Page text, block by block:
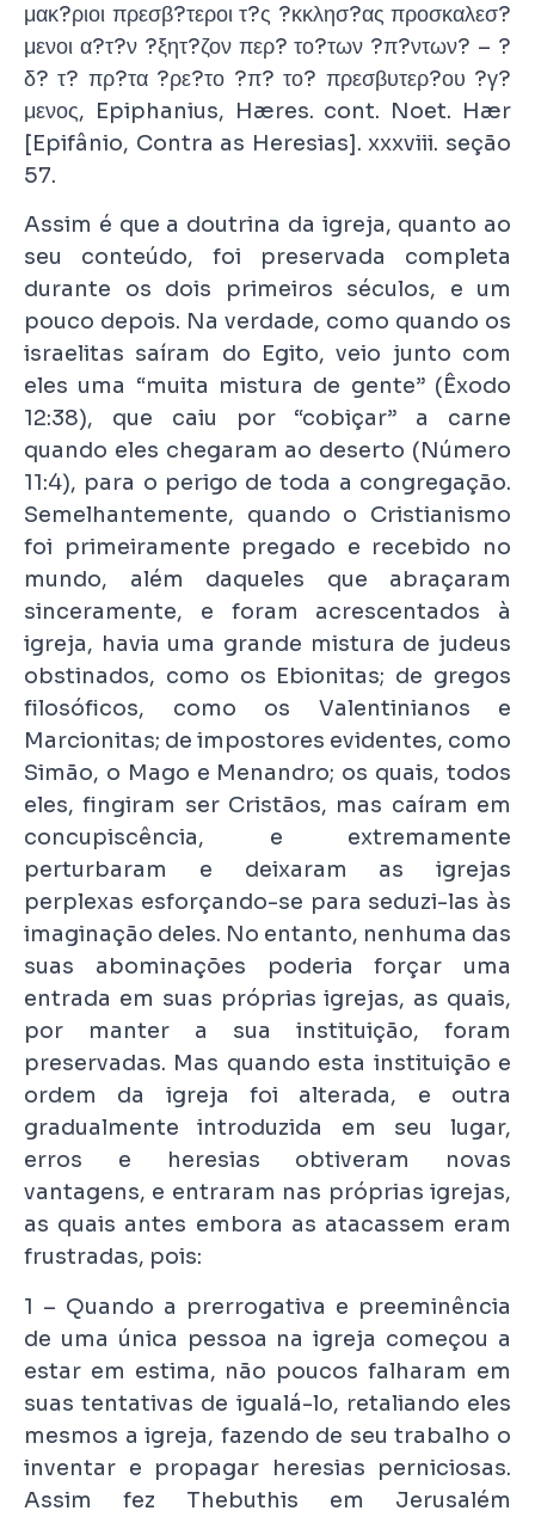
μακ?ριοι πρεσβ?τεροι τ?ς ?κκλησ?ας προσκαλεσ?
μενοι α?τ?ν ?ξητ?ζον περ? το?των ?π?ντων? – ?
δ? τ? πρ?τα ?ρε?το ?π? το? πρεσβυτερ?ου ?γ?
μενος, Epiphanius, Hæres. cont. Noet. Hær
[Epifânio, Contra as Heresias]. xxxviii. seção
57.
Assim é que a doutrina da igreja, quanto ao
seu conteúdo, foi preservada completa
durante os dois primeiros séculos, e um
pouco depois. Na verdade, como quando os
israelitas saíram do Egito, veio junto com
eles uma “muita mistura de gente” (Êxodo
12:38), que caiu por “cobiçar” a carne
quando eles chegaram ao deserto (Número
11:4), para o perigo de toda a congregação.
Semelhantemente, quando o Cristianismo
foi primeiramente pregado e recebido no
mundo, além daqueles que abraçaram
sinceramente, e foram acrescentados à
igreja, havia uma grande mistura de judeus
obstinados, como os Ebionitas; de gregos
filosóficos, como os Valentinianos e
Marcionitas; de impostores evidentes, como
Simão, o Mago e Menandro; os quais, todos
eles, fingiram ser Cristãos, mas caíram em
concupiscência, e extremamente
perturbaram e deixaram as igrejas
perplexas esforçando-se para seduzi-las às
imaginação deles. No entanto, nenhuma das
suas abominações poderia forçar uma
entrada em suas próprias igrejas, as quais,
por manter a sua instituição, foram
preservadas. Mas quando esta instituição e
ordem da igreja foi alterada, e outra
gradualmente introduzida em seu lugar,
erros e heresias obtiveram novas
vantagens, e entraram nas próprias igrejas,
as quais antes embora as atacassem eram
frustradas, pois:
1 – Quando a prerrogativa e preeminência
de uma única pessoa na igreja começou a
estar em estima, não poucos falharam em
suas tentativas de igualá-lo, retaliando eles
mesmos a igreja, fazendo de seu trabalho o
inventar e propagar heresias perniciosas.
Assim fez Thebuthis em Jerusalém